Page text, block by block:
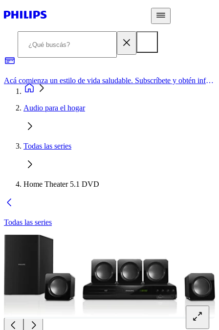
Acá comienza un estilo de vida saludable. Subscríbete y obtén información de primera mano
Audio para el hogar
Todas las series
Home Theater 5.1 DVD
Todas las series